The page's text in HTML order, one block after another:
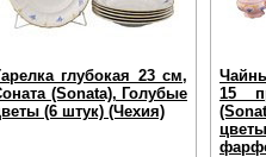
глубокая 23 см,
(Sonata), Голубые
(6 штук) (Чехия)
15